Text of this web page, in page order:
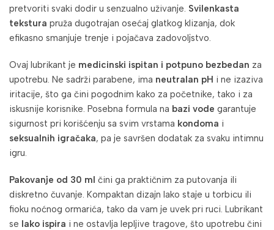
pretvoriti svaki dodir u senzualno uživanje. Svilenkasta
tekstura pruža dugotrajan osećaj glatkog klizanja, dok
efikasno smanjuje trenje i pojačava zadovoljstvo.
Ovaj lubrikant je medicinski ispitan i potpuno bezbedan za
upotrebu. Ne sadrži parabene, ima neutralan pH i ne izaziva
iritacije, što ga čini pogodnim kako za početnike, tako i za
iskusnije korisnike. Posebna formula na bazi vode garantuje
sigurnost pri korišćenju sa svim vrstama kondoma i
seksualnih igračaka, pa je savršen dodatak za svaku intimnu
igru.
Pakovanje od 30 ml čini ga praktičnim za putovanja ili
diskretno čuvanje. Kompaktan dizajn lako staje u torbicu ili
fioku noćnog ormarića, tako da vam je uvek pri ruci. Lubrikant
se lako ispira i ne ostavlja lepljive tragove, što upotrebu čini